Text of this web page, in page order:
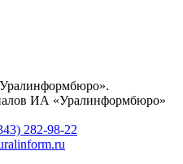
ИА «Уралинформбюро»
282-98-22